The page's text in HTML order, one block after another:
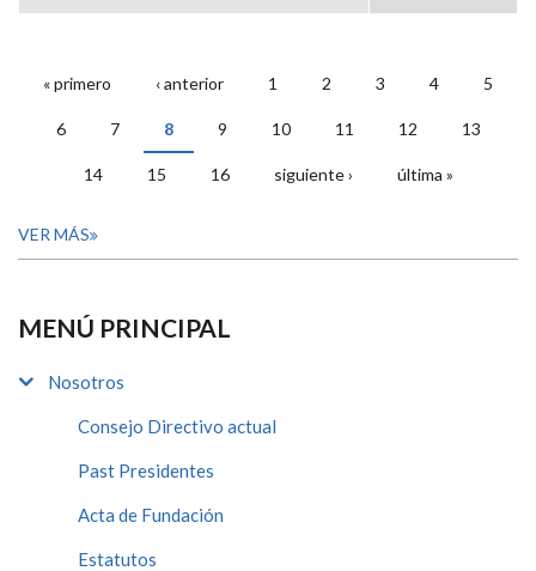
PÁGINAS
« primero ‹ anterior 1 2 3 4 5
6 7 8 9 10 11 12 13
14 15 16 siguiente › última »
VER MÁS
MENÚ PRINCIPAL
Nosotros
Consejo Directivo actual
Past Presidentes
Acta de Fundación
Estatutos